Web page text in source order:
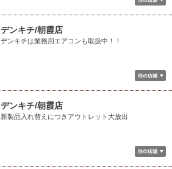
デンキチ/朝霞店
デンキチは業務用エアコンも取扱中！！
デンキチ/朝霞店
新製品入れ替えにつきアウトレット大放出